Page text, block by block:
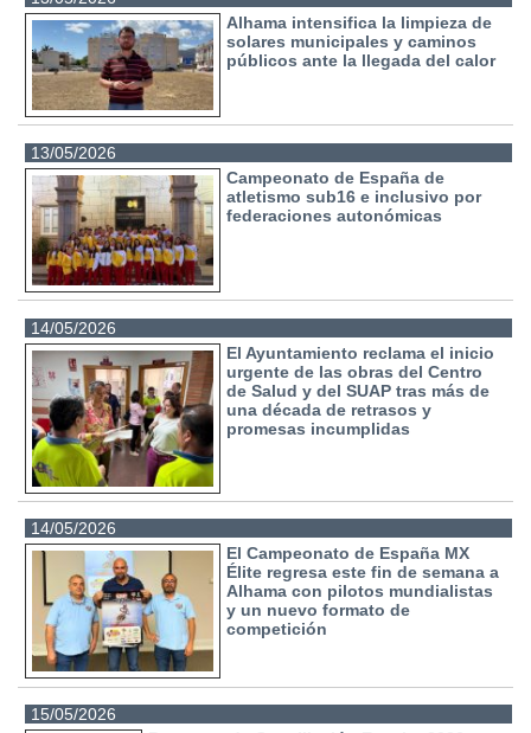
Alhama intensifica la limpieza de
solares municipales y caminos
públicos ante la llegada del calor
13/05/2026
Campeonato de España de
atletismo sub16 e inclusivo por
federaciones autonómicas
14/05/2026
El Ayuntamiento reclama el inicio
urgente de las obras del Centro
de Salud y del SUAP tras más de
una década de retrasos y
promesas incumplidas
14/05/2026
El Campeonato de España MX
Élite regresa este fin de semana a
Alhama con pilotos mundialistas
y un nuevo formato de
competición
15/05/2026